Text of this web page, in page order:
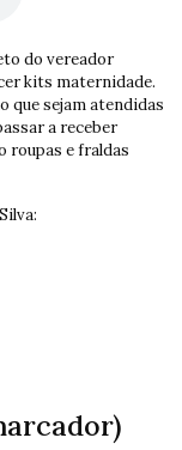
do vereador
kits maternidade.
que sejam atendidas
a receber
roupas e fraldas